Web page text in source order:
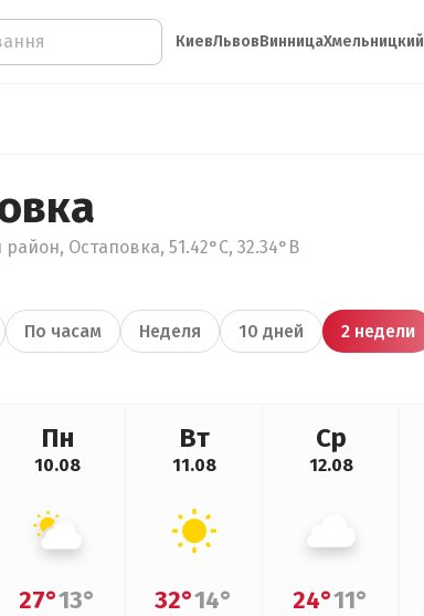
КиевЛьвовВинницаХмельницкий
Остаповка, 51.42°С, 32.34°В
По часам Неделя 10 дней 2 недели
Пн
10.08
27°13°
Вт
11.08
32°14°
Ср
12.08
24°11°